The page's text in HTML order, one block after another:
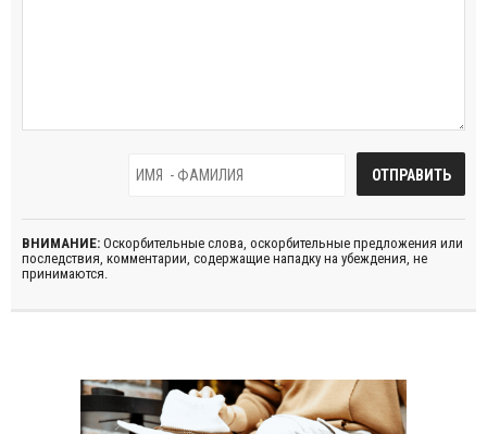
ВНИМАНИЕ: Оскорбительные слова, оскорбительные предложения или
последствия, комментарии, содержащие нападку на убеждения, не
принимаются.